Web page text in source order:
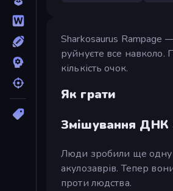
Sharkosaurus Rampage
руйнуєте все
кількість очок.
Як грати
Змішування ДНК
Люди зробили ще одну
акулозаврів. Тепер
проти людства.